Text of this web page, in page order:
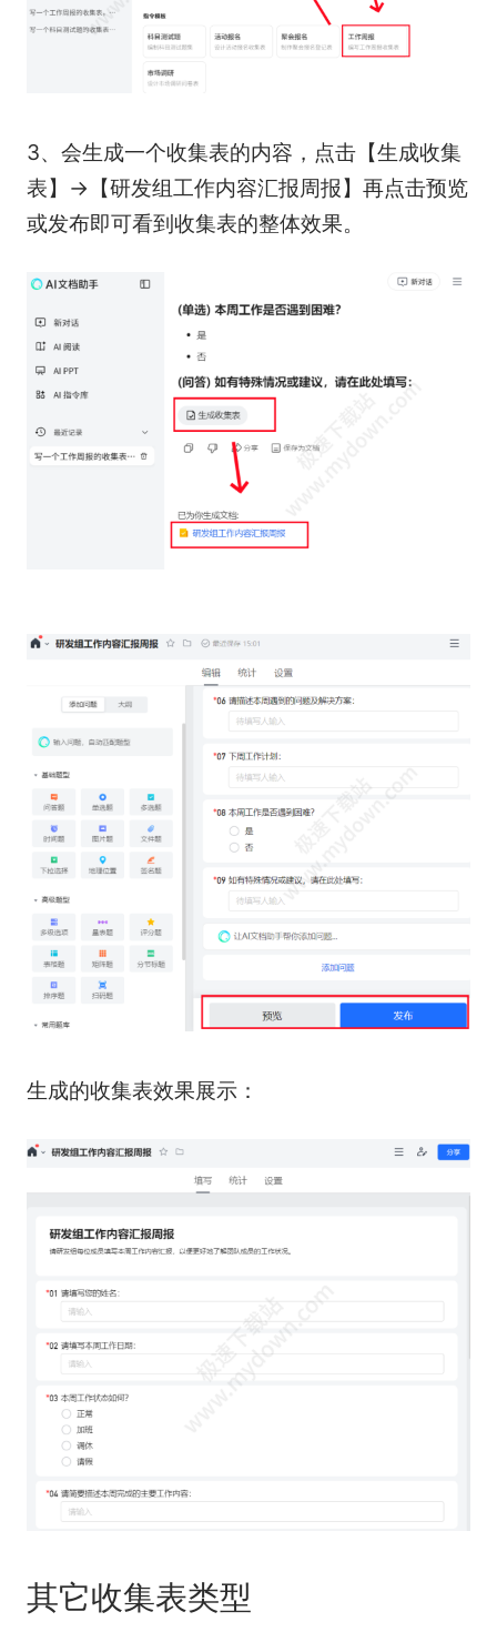
3、会生成一个收集表的内容，点击【生成收集
表】→【研发组工作内容汇报周报】再点击预览
或发布即可看到收集表的整体效果。
生成的收集表效果展示：
其它收集表类型